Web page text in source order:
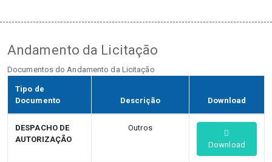
Andamento da Licitação
Documentos do Andamento da Licitação
Tipo de
Documento
Descrição Download
DESPACHO DE
AUTORIZAÇÃO
Outros
Download